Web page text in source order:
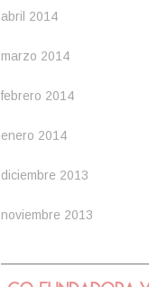
abril 2014
marzo 2014
febrero 2014
enero 2014
diciembre 2013
noviembre 2013